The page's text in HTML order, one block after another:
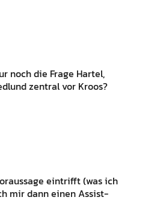
noch die Frage Hartel,
zentral vor Kroos?
eintrifft (was ich
mir dann einen Assist-